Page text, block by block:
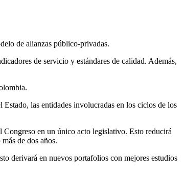
de alianzas público-privadas.
de servicio y estándares de calidad. Además,
las entidades involucradas en los ciclos de los
Congreso en un único acto legislativo. Esto reducirá
de dos años.
derivará en nuevos portafolios con mejores estudios